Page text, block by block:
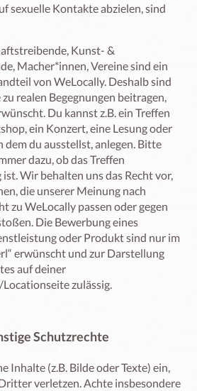
sexuelle Kontakte abzielen, sind
Kunst- &
Macher*innen, Vereine sind ein
von WeLocally. Deshalb sind
realen Begegnungen beitragen,
Du kannst z.B. ein Treffen
ein Konzert, eine Lesung oder
dem du ausstellst, anlegen. Bitte
dazu, ob das Treffen
Wir behalten uns das Recht vor,
die unserer Meinung nach
zu WeLocally passen oder gegen
Die Bewerbung eines
oder Produkt sind nur im
erwünscht und zur Darstellung
auf deiner
zulässig.
Schutzrechte
Inhalte (z.B. Bilde oder Texte) ein,
verletzen. Achte insbesondere